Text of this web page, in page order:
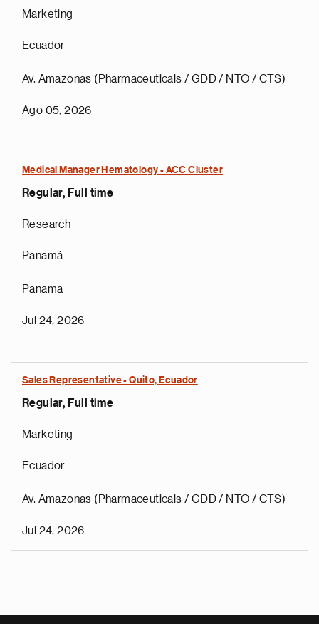
Marketing
Ecuador
Av. Amazonas (Pharmaceuticals / GDD / NTO / CTS)
Ago 05, 2026
Medical Manager Hematology - ACC Cluster
Regular, Full time
Research
Panamá
Panama
Jul 24, 2026
Sales Representative - Quito, Ecuador
Regular, Full time
Marketing
Ecuador
Av. Amazonas (Pharmaceuticals / GDD / NTO / CTS)
Jul 24, 2026